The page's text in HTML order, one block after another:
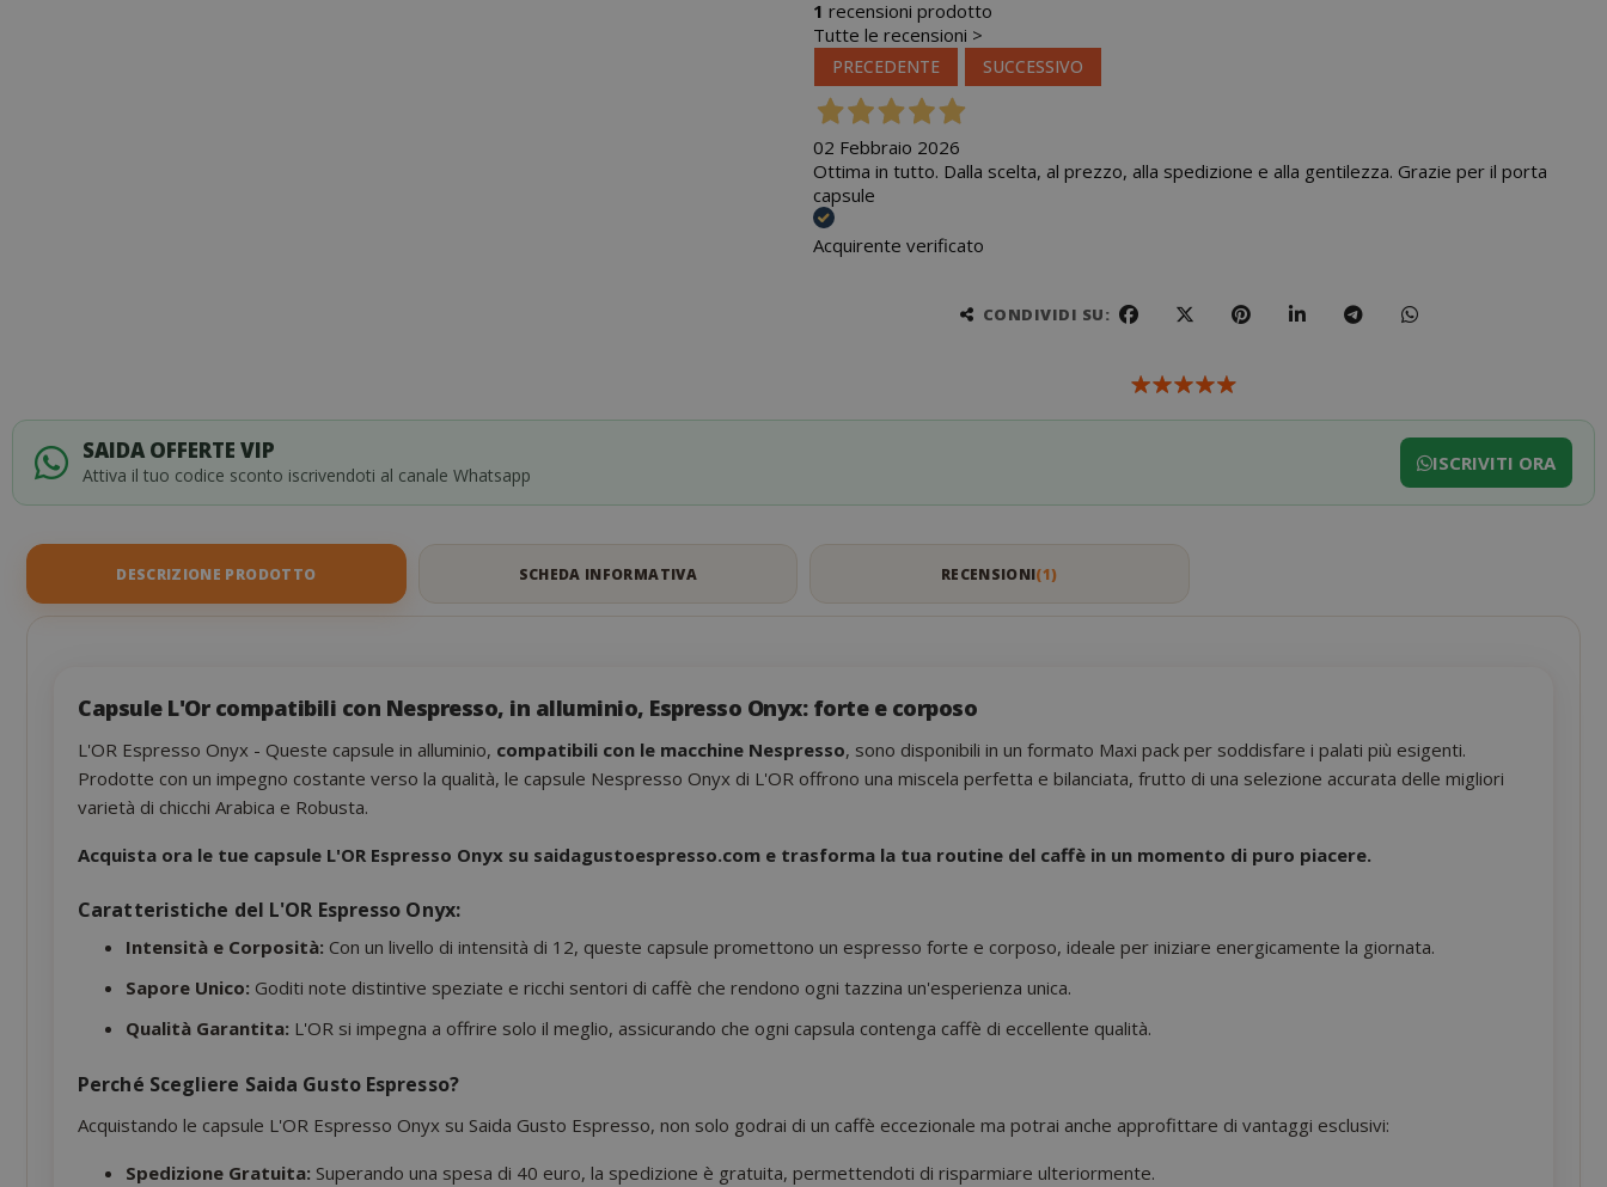
1 recensioni prodotto
Tutte le recensioni >
PRECEDENTE SUCCESSIVO
02 Febbraio 2026
Ottima in tutto. Dalla scelta, al prezzo, alla spedizione e alla gentilezza. Grazie per il porta
capsule
Acquirente verificato
CONDIVIDI SU:
SAIDA OFFERTE VIP
Attiva il tuo codice sconto iscrivendoti al canale Whatsapp
ISCRIVITI ORA
DESCRIZIONE PRODOTTO
Capsule L'Or compatibili con Nespresso, in alluminio, Espresso Onyx: forte e corposo
L'OR Espresso Onyx - Queste capsule in alluminio, compatibili con le macchine Nespresso, sono disponibili in un formato Maxi pack per soddisfare i palati più esigenti.
Prodotte con un impegno costante verso la qualità, le capsule Nespresso Onyx di L'OR offrono una miscela perfetta e bilanciata, frutto di una selezione accurata delle migliori
varietà di chicchi Arabica e Robusta.
Acquista ora le tue capsule L'OR Espresso Onyx su saidagustoespresso.com e trasforma la tua routine del caffè in un momento di puro piacere.
Caratteristiche del L'OR Espresso Onyx:
Intensità e Corposità: Con un livello di intensità di 12, queste capsule promettono un espresso forte e corposo, ideale per iniziare energicamente la giornata.
Sapore Unico: Goditi note distintive speziate e ricchi sentori di caffè che rendono ogni tazzina un'esperienza unica.
Qualità Garantita: L'OR si impegna a offrire solo il meglio, assicurando che ogni capsula contenga caffè di eccellente qualità.
Perché Scegliere Saida Gusto Espresso?
Acquistando le capsule L'OR Espresso Onyx su Saida Gusto Espresso, non solo godrai di un caffè eccezionale ma potrai anche approfittare di vantaggi esclusivi:
Spedizione Gratuita: Superando una spesa di 40 euro, la spedizione è gratuita, permettendoti di risparmiare ulteriormente.
SCHEDA INFORMATIVA RECENSIONI 1